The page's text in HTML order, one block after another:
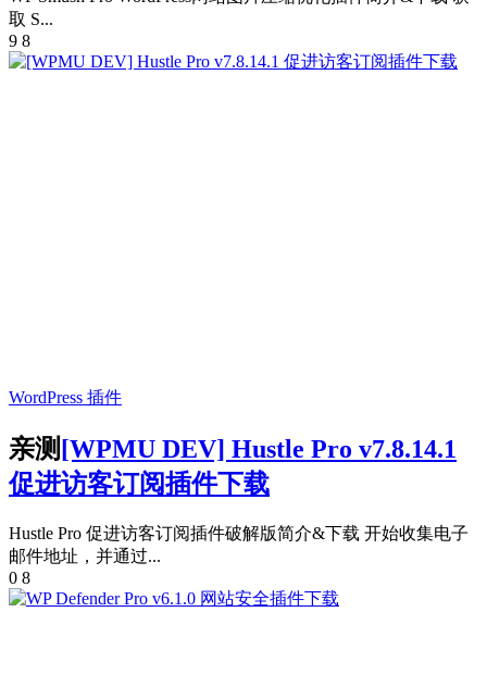
取 S...
9 8
WordPress 插件
亲测 [WPMU DEV] Hustle Pro v7.8.14.1
促进访客订阅插件下载
Hustle Pro 促进访客订阅插件破解版简介&下载 开始收集电子
邮件地址，并通过...
0 8